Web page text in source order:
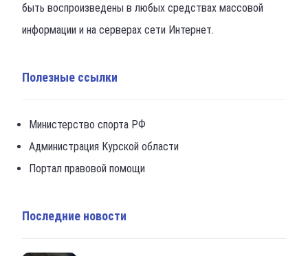
быть воспроизведены в любых средствах массовой
информации и на серверах сети Интернет.
Полезные ссылки
Министерство спорта РФ
Администрация Курской области
Портал правовой помощи
Последние новости